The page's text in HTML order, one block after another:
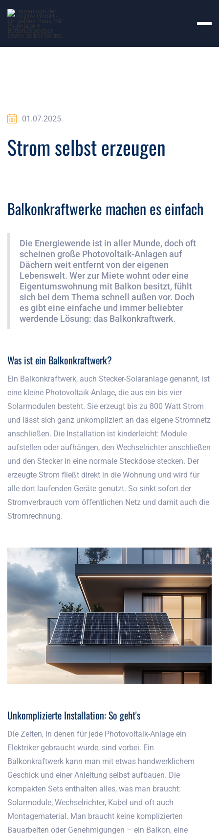
01.07.2025
Strom selbst erzeugen
Balkonkraftwerke machen es einfach
Die Energiewende ist in aller Munde, doch oft
scheinen große Photovoltaik-Anlagen auf
Dächern weit entfernt von der eigenen
Lebenswelt. Wer zur Miete wohnt oder eine
Eigentumswohnung mit Balkon besitzt, fühlt
sich bei dem Thema schnell außen vor. Doch
es gibt eine einfache und immer beliebter
werdende Lösung: das Balkonkraftwerk.
Was ist ein Balkonkraftwerk?
Ein Balkonkraftwerk, auch Stecker-Solaranlage genannt, ist
eine kleine Photovoltaik-Anlage, die aus ein bis vier
Solarmodulen besteht. Sie erzeugt bis zu 800 Watt Strom
und lässt sich ganz unkompliziert an das eigene Stromnetz
anschließen. Die Installation ist kinderleicht: Module
aufstellen oder aufhängen, den Wechselrichter anschließen
und den Stecker in eine normale Steckdose stecken. Der
erzeugte Strom fließt direkt in die Wohnung und wird für
alle dort laufenden Geräte genutzt. So sinkt sofort der
Stromverbrauch vom öffentlichen Netz und damit auch die
Stromrechnung.
Unkomplizierte Installation: So geht's
Die Zeiten, in denen für jede Photovoltaik-Anlage ein
Elektriker gebraucht wurde, sind vorbei. Ein
Balkonkraftwerk kann man mit etwas handwerklichem
Geschick und einer Anleitung selbst aufbauen. Die
kompakten Sets enthalten alles, was man braucht:
Solarmodule, Wechselrichter, Kabel und oft auch
Montagematerial. Man braucht keine komplizierten
Bauarbeiten oder Genehmigungen – ein Balkon, eine